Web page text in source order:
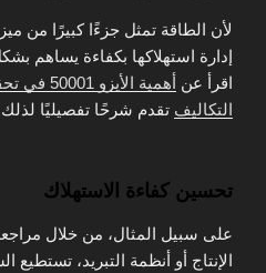
لأن الطاقة تمثل جزءًا كبيرًا من
إدارة استهلاكها بكفاءة يساهم
اقرأ عن
أهمية
التكاليف تقدم شرحًا تفصيليًا
تحسين كفاءة الاستهلاك
على سبيل المثال، من خلال
الإنتاج أو أنظمة التبريد،